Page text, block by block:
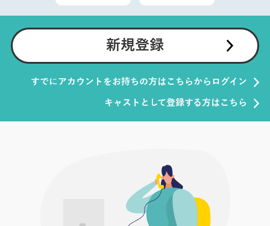
新規登録
すでにアカウントをお持ちの方はこちらからログイン
キャストとして登録する方はこちら